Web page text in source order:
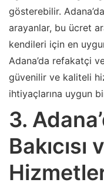
gösterebilir.
arayanlar, bu ücret
kendileri için en
Adana’da refakatçi
güvenilir ve kaliteli
ihtiyaçlarına uygun
3.
Bakıcısı